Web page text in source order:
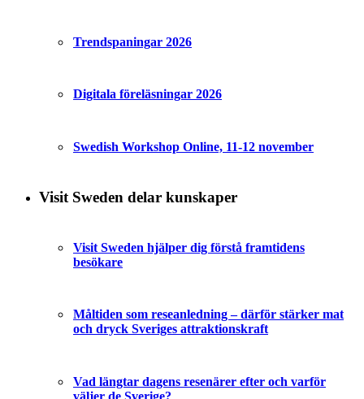
Trendspaningar 2026
Digitala föreläsningar 2026
Swedish Workshop Online, 11-12 november
Visit Sweden delar kunskaper
Visit Sweden hjälper dig förstå framtidens
besökare
Måltiden som reseanledning – därför stärker mat
och dryck Sveriges attraktionskraft
Vad längtar dagens resenärer efter och varför
väljer de Sverige?